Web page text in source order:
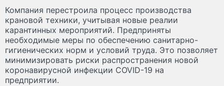
Компания перестроила процесс производства
крановой техники, учитывая новые реалии
карантинных мероприятий. Предприняты
необходимые меры по обеспечению санитарно-
гигиенических норм и условий труда. Это позволяет
минимизировать риски распространения новой
коронавирусной инфекции COVID-19 на
предприятии.